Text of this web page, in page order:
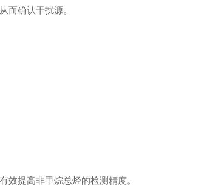
而确认干扰源。
效提高非甲烷总烃的检测精度。